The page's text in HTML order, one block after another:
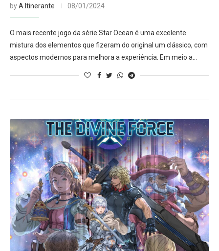
byA Itinerante 08/01/2024
O mais recente jogo da série Star Ocean é uma excelente
mistura dos elementos que fizeram do original um clássico, com
aspectos modernos para melhora a experiência. Em meio a…